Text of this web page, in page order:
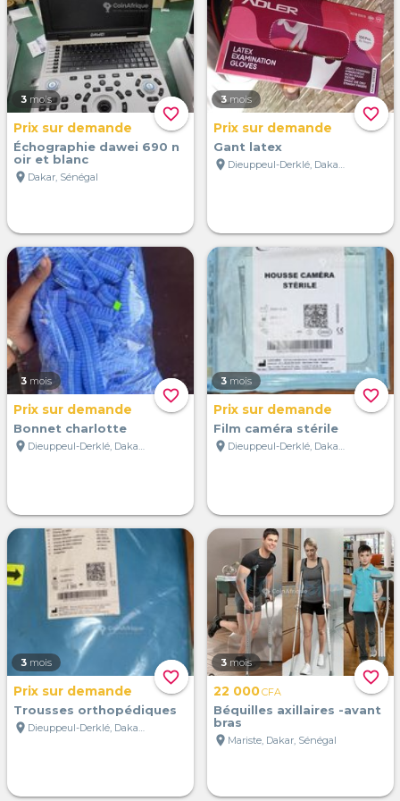
favorite_border
3 mois
Prix sur demande
Échographie dawei 690 n
oir et blanc
location_on Dakar, Sénégal
favorite_border
3 mois
Prix sur demande
Gant latex
location_on
Dieuppeul-Derklé, Dakar, Sénégal
favorite_border
3 mois
Prix sur demande
Bonnet charlotte
location_on
Dieuppeul-Derklé, Dakar, Sénégal
favorite_border
3 mois
Prix sur demande
Film caméra stérile
location_on
Dieuppeul-Derklé, Dakar, Sénégal
favorite_border
3 mois
Prix sur demande
Trousses orthopédiques
location_on
Dieuppeul-Derklé, Dakar, Sénégal
favorite_border
3 mois
22 000CFA
Béquilles axillaires -avant
bras
location_on Mariste, Dakar, Sénégal